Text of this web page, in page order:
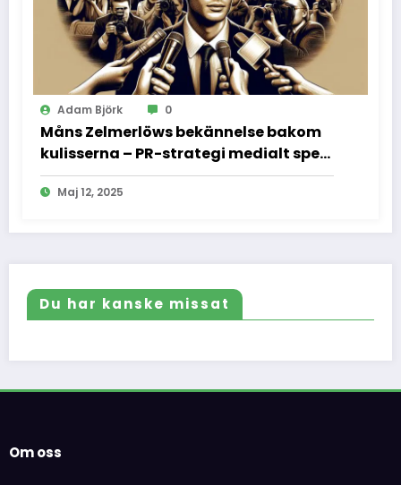
Adam Björk 0
Måns Zelmerlöws bekännelse bakom
kulisserna – PR-strategi medialt spel
och vad vi inte fick se
Maj 12, 2025
Du har kanske missat
Om oss